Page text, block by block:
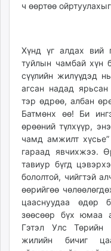
ч өөртөө
Хүнд үг алдах вий
туйлын чамбай хүн
сүүлийн жилүүдэд
агсан надад
тэр өдрөө, албан
Батмөнх өө! Би
өрөөний түлхүүр,
чамд амжилт
гараад явчихжээ.
тавиур бүгд
бололтой, чийгтэй
өөрийгөө
цааснуудаа өдөр
зөөсөөр бүх юмаа
Гэтэл Улс Төрийн
жилийн бичиг